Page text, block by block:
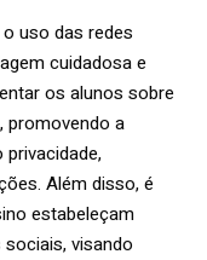
uso das redes
cuidadosa e
os alunos sobre
promovendo a
Além disso, é
estabeleçam
visando